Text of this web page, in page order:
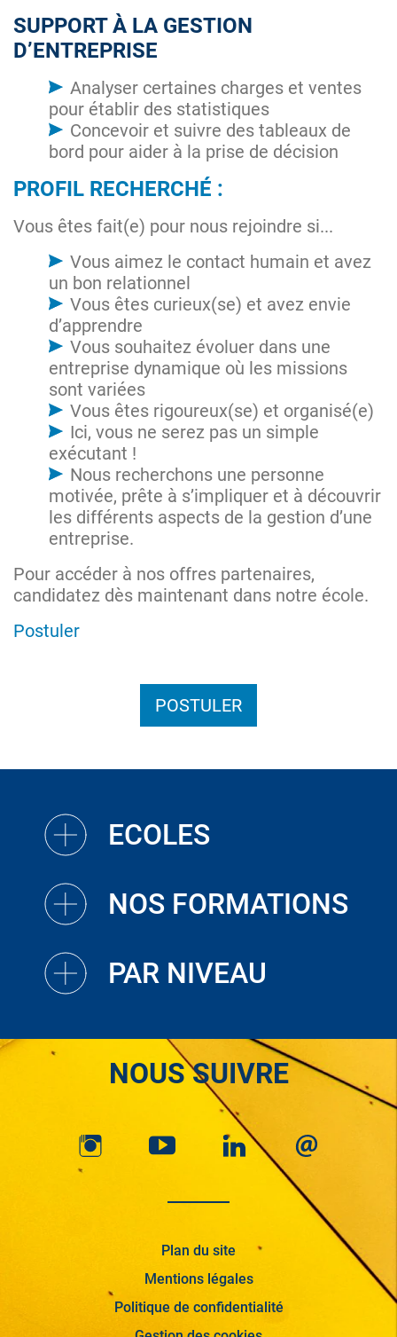
SUPPORT À LA GESTION
D’ENTREPRISE
Analyser certaines charges et ventes
pour établir des statistiques
Concevoir et suivre des tableaux de
bord pour aider à la prise de décision
PROFIL RECHERCHÉ :
Vous êtes fait(e) pour nous rejoindre si...
Vous aimez le contact humain et avez
un bon relationnel
Vous êtes curieux(se) et avez envie
d’apprendre
Vous souhaitez évoluer dans une
entreprise dynamique où les missions
sont variées
Vous êtes rigoureux(se) et organisé(e)
Ici, vous ne serez pas un simple
exécutant !
Nous recherchons une personne
motivée, prête à s’impliquer et à découvrir
les différents aspects de la gestion d’une
entreprise.
Pour accéder à nos offres partenaires,
candidatez dès maintenant dans notre école.
Postuler
POSTULER
ECOLES
NOS FORMATIONS
PAR NIVEAU
NOUS SUIVRE
Plan du site
Mentions légales
Politique de confidentialité